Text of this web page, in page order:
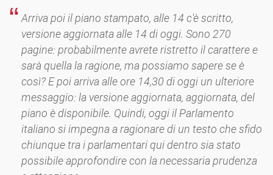
Arriva poi il piano stampato, alle 14 c'è scritto,
versione aggiornata alle 14 di oggi. Sono 270
pagine: probabilmente avrete ristretto il carattere e
sarà quella la ragione, ma possiamo sapere se è
così? E poi arriva alle ore 14,30 di oggi un ulteriore
messaggio: la versione aggiornata, aggiornata, del
piano è disponibile. Quindi, oggi il Parlamento
italiano si impegna a ragionare di un testo che sfido
chiunque tra i parlamentari qui dentro sia stato
possibile approfondire con la necessaria prudenza